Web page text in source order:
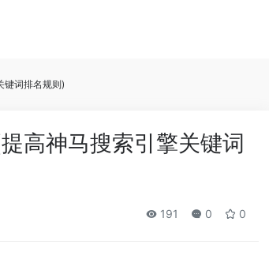
键词排名规则)
高神马搜索引擎关键词
191 0 0